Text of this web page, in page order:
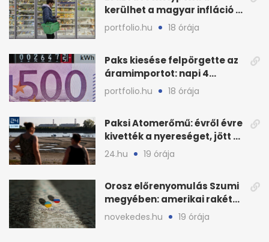
kerülhet a magyar infláció a
KSH új adata szerint
portfolio.hu 18 órája
Paks kiesése felpörgette az
áramimportot: napi 4
milliárd forintos számla
portfolio.hu 18 órája
Paksi Atomerőmű: évről évre
kivették a nyereséget, jött a
baj
24.hu 19 órája
Orosz előrenyomulás Szumi
megyében: amerikai rakéták
is zsákmányként
novekedes.hu 19 órája